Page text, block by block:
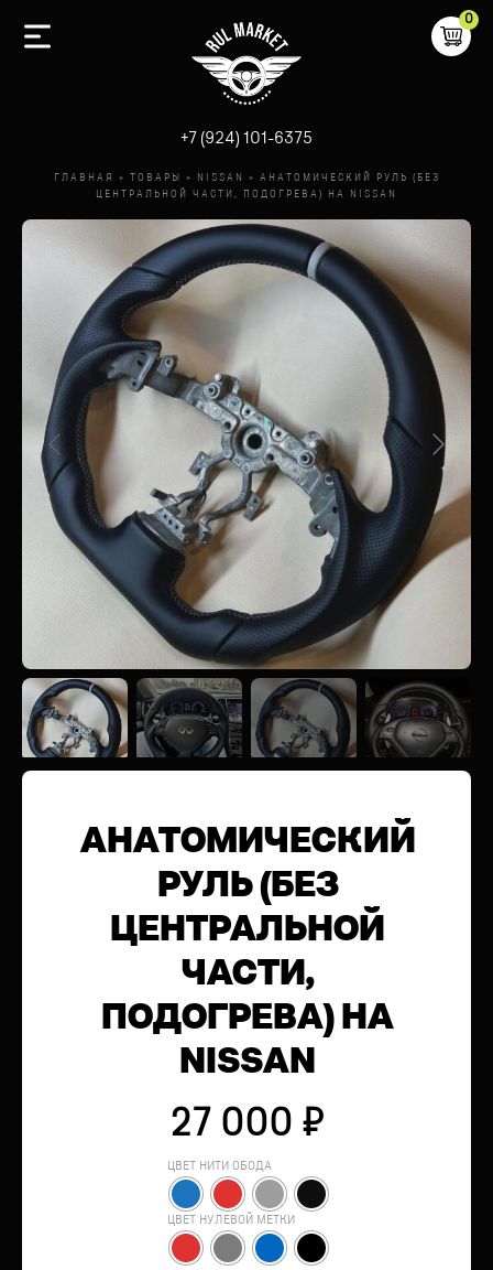
+7 (924) 101-6375
0
ГЛАВНАЯ » ТОВАРЫ » NISSAN »
АНАТОМИЧЕСКИЙ РУЛЬ (БЕЗ
ЦЕНТРАЛЬНОЙ ЧАСТИ, ПОДОГРЕВА) НА NISSAN
АНАТОМИЧЕСКИЙ
РУЛЬ (БЕЗ
ЦЕНТРАЛЬНОЙ
ЧАСТИ,
ПОДОГРЕВА) НА
NISSAN
27 000 ₽
ЦВЕТ НИТИ ОБОДА
ЦВЕТ НУЛЕВОЙ МЕТКИ